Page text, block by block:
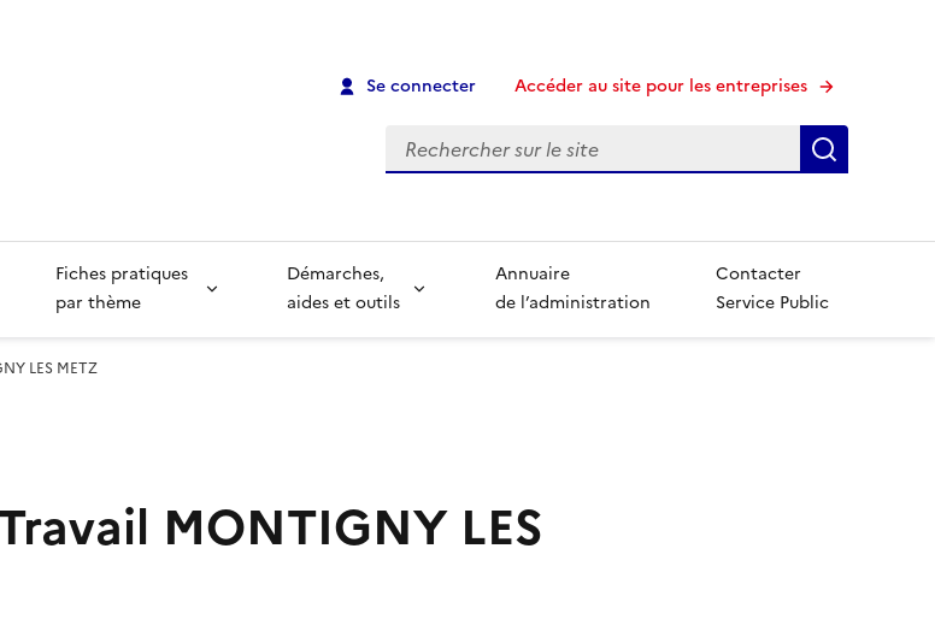
Se connecter Accéder au site pour les entreprises
Recherche
Fiches pratiques
par thème
Démarches,
aides et outils
Annuaire
de l’administration
Contacter
Service Public
LES METZ
MONTIGNY LES